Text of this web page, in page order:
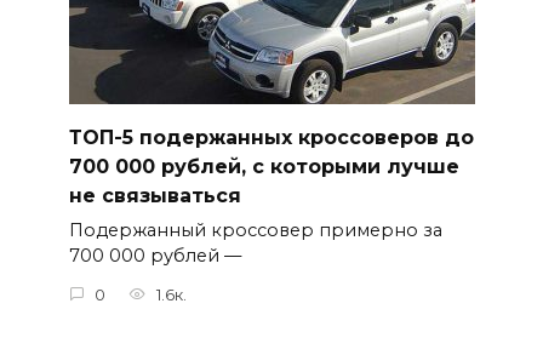
ТОП-5 подержанных кроссоверов до
700 000 рублей, с которыми лучше
не связываться
Подержанный кроссовер примерно за
700 000 рублей —
0 1.6к.